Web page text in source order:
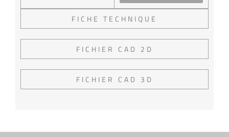
FICHE TECHNIQUE
FICHIER CAD 2D
FICHIER CAD 3D